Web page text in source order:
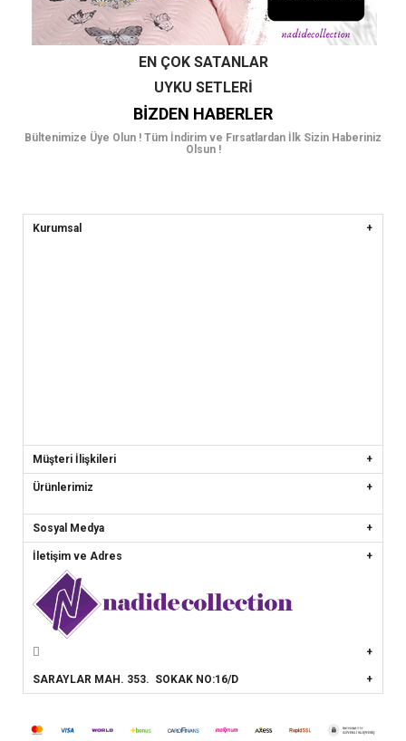
EN ÇOK SATANLAR
UYKU SETLERI
BIZDEN HABERLER
Bültenimize Üye Olun ! Tüm İndirim ve Fırsatlardan İlk Sizin Haberiniz
Olsun !
Kurumsal
Müşteri İlişkileri
Ürünlerimiz
Sosyal Medya
İletişim ve Adres
SARAYLAR MAH. 353. SOKAK NO:16/D